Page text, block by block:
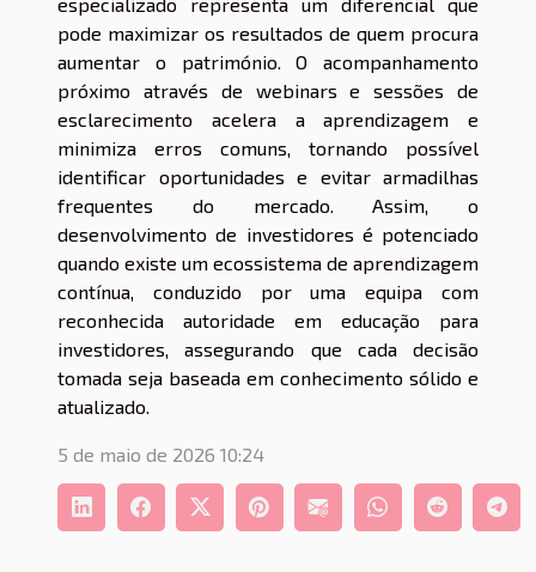
pode maximizar os resultados de quem procura
aumentar o património. O acompanhamento
próximo através de webinars e sessões de
esclarecimento acelera a aprendizagem e
minimiza erros comuns, tornando possível
identificar oportunidades e evitar armadilhas
frequentes do mercado. Assim, o
desenvolvimento de investidores é potenciado
quando existe um ecossistema de aprendizagem
contínua, conduzido por uma equipa com
reconhecida autoridade em educação para
investidores, assegurando que cada decisão
tomada seja baseada em conhecimento sólido e
atualizado.
5 de maio de 2026 10:24